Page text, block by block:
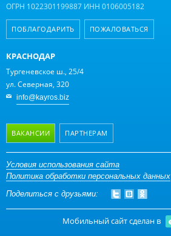
ОГРН 1022301199887 ИНН 0106005182
ПОБЛАГОДАРИТЬ ПОЖАЛОВАТЬСЯ
КРАСНОДАР
Тургеневское ш., 25/4
ул. Северная, 320
info@kayros.biz
ВАКАНСИИ ПАРТНЕРАМ
Дизайнерам
Оптовым клиентам
Дилерам
Условия использования сайта
Политика обработки персональных данных
Поделиться с друзьями:
Мобильный сайт сделан в